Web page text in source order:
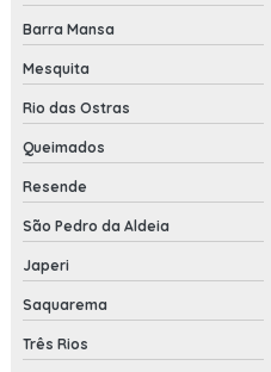
Barra Mansa
Mesquita
Rio das Ostras
Queimados
Resende
São Pedro da Aldeia
Japeri
Saquarema
Três Rios